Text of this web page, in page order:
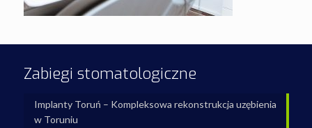
Zabiegi stomatologiczne
Implanty Toruń – Kompleksowa rekonstrukcja uzębienia
w Toruniu